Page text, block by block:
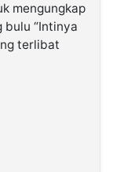
mengungkap
“Intinya
terlibat